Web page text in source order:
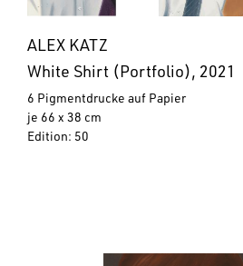
ALEX KATZ
White Shirt (Portfolio), 2021
6 Pigmentdrucke auf Papier
je 66 x 38 cm
Edition: 50